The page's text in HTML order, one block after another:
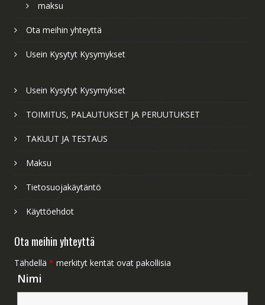
maksu
Ota meihin yhteyttä
Usein Kysytyt Kysymykset
Usein Kysytyt Kysymykset
TOIMITUS, PALAUTUKSET JA PERUUTUKSET
TAKUUT JA TESTAUS
Maksu
Tietosuojakäytäntö
Käyttöehdot
Ota meihin yhteyttä
Tähdellä * merkityt kentät ovat pakollisia
Nimi